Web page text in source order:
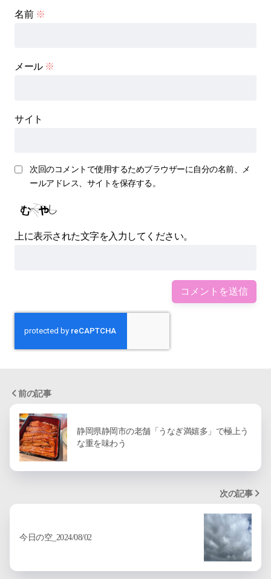
名前 ※
メール ※
サイト
次回のコメントで使用するためブラウザーに自分の名前、メ
ールアドレス、サイトを保存する。
上に表示された文字を入力してください。
前の記事
静岡県静岡市の老舗「うなぎ満嬉多」で極上う
な重を味わう
次の記事
今日の空_2024/08/02